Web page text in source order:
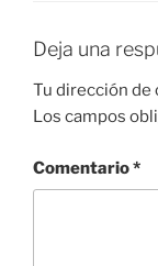
Deja una
Tu dirección de
Los campos
Comentario*